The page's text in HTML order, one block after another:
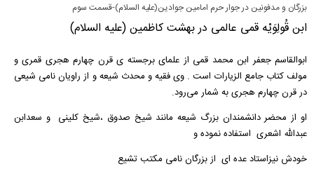
بزرگان و مدفونین در جوار حرم امامین جوادین(علیه السلام)-قسمت سوم
ابن قُولِوَیْه قمی عالمی در بهشت کاظمین (علیه السلام)
ابوالقاسم جعفر ابن محمد قمی از علمای برجسته ی قرن چهارم هجری قمری و
مولف کتاب جامع الزیارات است . وی فقیه و محدث شیعه و از راویان نامی شیعی
در قرن چهارم هجری به شمار می‌رود.
او از محضر دانشمندان بزرگ شیعه مانند شیخ صدوق ،شیخ کلینی و سعدابن
عبدالله اشعری استفاده نموده و
خودش نیزاستاد عده ای از بزرگان نامی مکتب تشیع